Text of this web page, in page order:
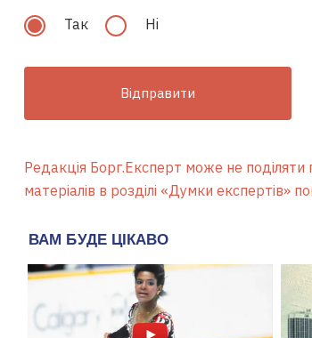
Так Hi
Відправити
Редакція Борг.Експерт може не поділяти
матеріалів в розділі «Думки експертів»